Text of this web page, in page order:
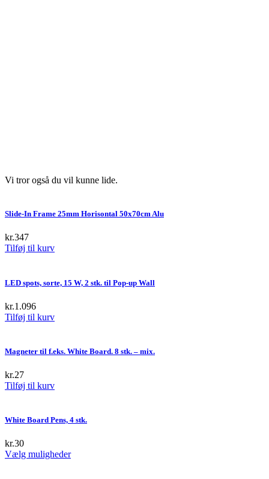
Vi tror også du vil kunne lide.
Slide-In Frame 25mm Horisontal 50x70cm Alu
kr.347
Tilføj til kurv
LED spots, sorte, 15 W, 2 stk. til Pop-up Wall
kr.1.096
Tilføj til kurv
Magneter til f.eks. White Board. 8 stk. – mix.
kr.27
Tilføj til kurv
White Board Pens, 4 stk.
kr.30
Vælg mulighederThis